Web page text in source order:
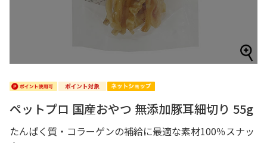
ペットプロ 国産おやつ 無添加豚耳細切り 55g
たんぱく質・コラーゲンの補給に最適な素材100％スナッ